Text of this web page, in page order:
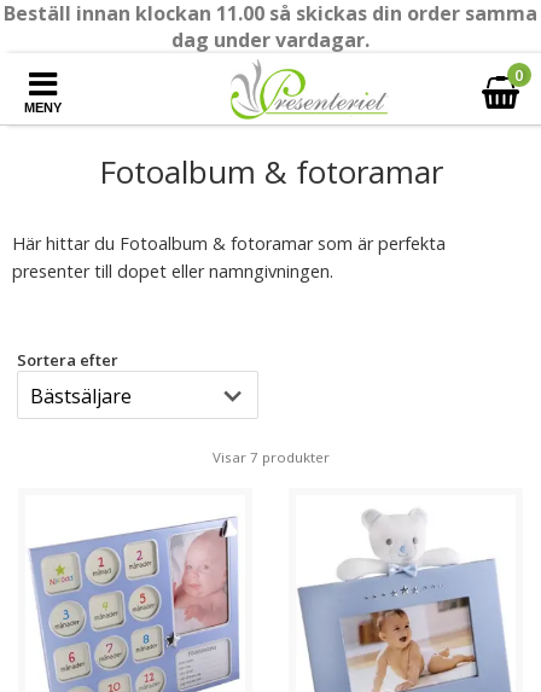
Beställ innan klockan 11.00 så skickas din order samma
dag under vardagar.
MENY
0
Fotoalbum & fotoramar
Här hittar du Fotoalbum & fotoramar som är perfekta
presenter till dopet eller namngivningen.
Sortera efter
Visar 7 produkter